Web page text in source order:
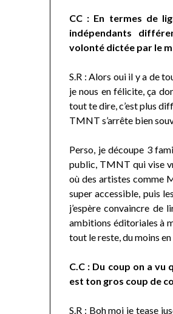
CC : En termes de
indépendants
volonté dictée par le
S.R : Alors oui il y a de
je nous en félicite, ça
tout te dire, c’est plus
TMNT s’arrête bien
Perso, je découpe 3
public, TMNT qui vise
où des artistes comme
super accessible, puis
j’espère convaincre de
ambitions éditoriales à
tout le reste, du moins
C.C : Du coup on a vu
est ton gros coup de
S.R : Boh moi je tease